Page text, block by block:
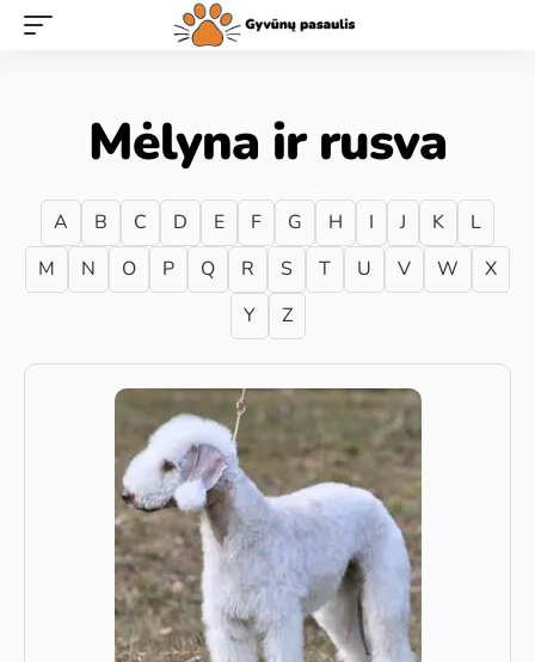
Mėlyna ir rusva
A B C D E F G H I J K
L
M
N O P Q R S T U V W
X
Y
Z